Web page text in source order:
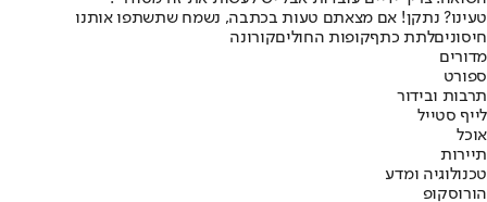
טעינו? נתקן! אם מצאתם טעות בכתבה, נשמח שתשתפו אותנו
חיסוניםלתת כתףקופות החוליםקורונה
מדורים
ספורט
תרבות ובידור
לייף סטייל
אוכל
תיירות
טכנולוגיה ומדע
הורוסקופ